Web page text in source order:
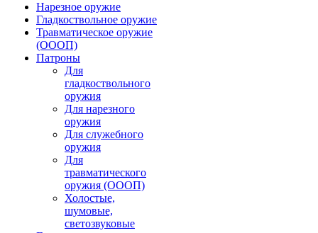
Нарезное оружие
Гладкоствольное оружие
Травматическое оружие
(ОООП)
Патроны
Для
гладкоствольного
оружия
Для нарезного
оружия
Для служебного
оружия
Для
травматического
оружия (ОООП)
Холостые,
шумовые,
светозвуковые